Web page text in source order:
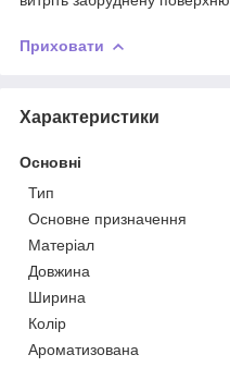
Приховати
Характеристики
Основні
Тип
Основне призначення
Матеріал
Довжина
Ширина
Колір
Ароматизована